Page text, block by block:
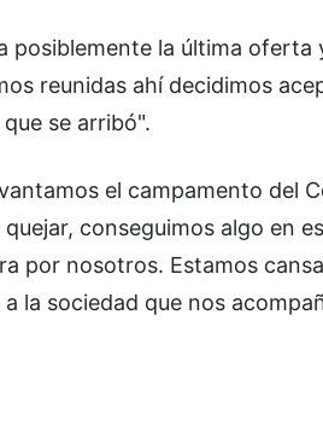
posiblemente la última oferta
reunidas ahí decidimos
se arribó".
el campamento del
conseguimos algo en
por nosotros. Estamos
la sociedad que nos